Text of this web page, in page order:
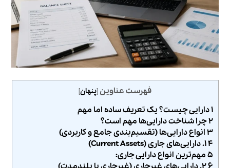
فهرست عناوین [پنهان]
۱ دارایی چیست؟ یک تعریف ساده اما مهم
۲ چرا شناخت دارایی‌ها مهم است؟
۳ انواع دارایی‌ها (تقسیم‌بندی جامع و کاربردی)
۴ ۱. دارایی‌های جاری (Current Assets)
۵ مهم‌ترین انواع دارایی جاری: